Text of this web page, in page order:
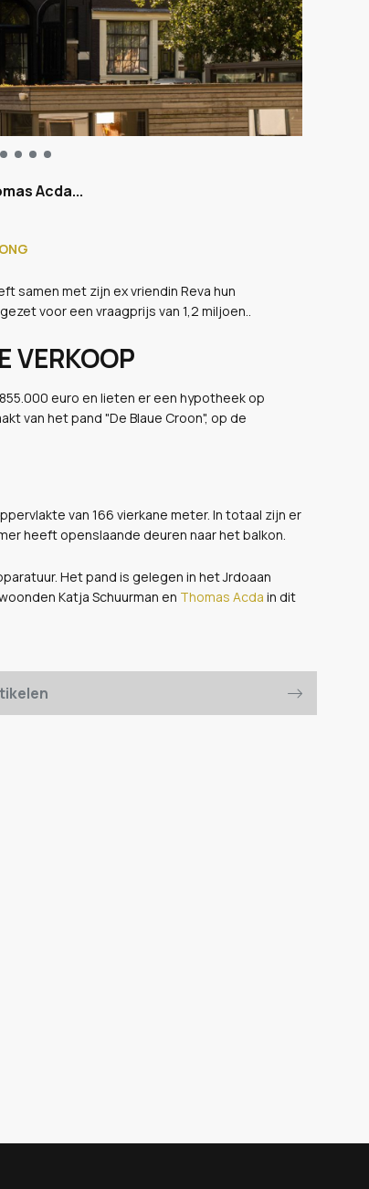
Acda...
samen met zijn ex vriendin Reva hun
voor een vraagprijs van 1,2 miljoen..
VERKOOP
euro en lieten er een hypotheek op
van het pand "De Blaue Croon", op de
van 166 vierkane meter. In totaal zijn er
heeft openslaande deuren naar het balkon.
Het pand is gelegen in het Jrdoaan
Katja Schuurman en Thomas Acda in dit